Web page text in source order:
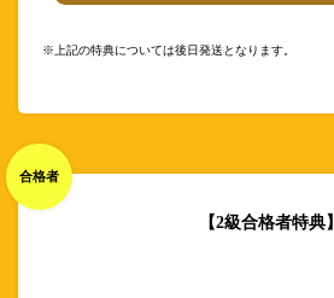
※上記の特典については後日発送となります。
合格者
【2級合格者特典】